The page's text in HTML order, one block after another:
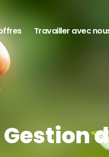
Travailler avec
Gestion